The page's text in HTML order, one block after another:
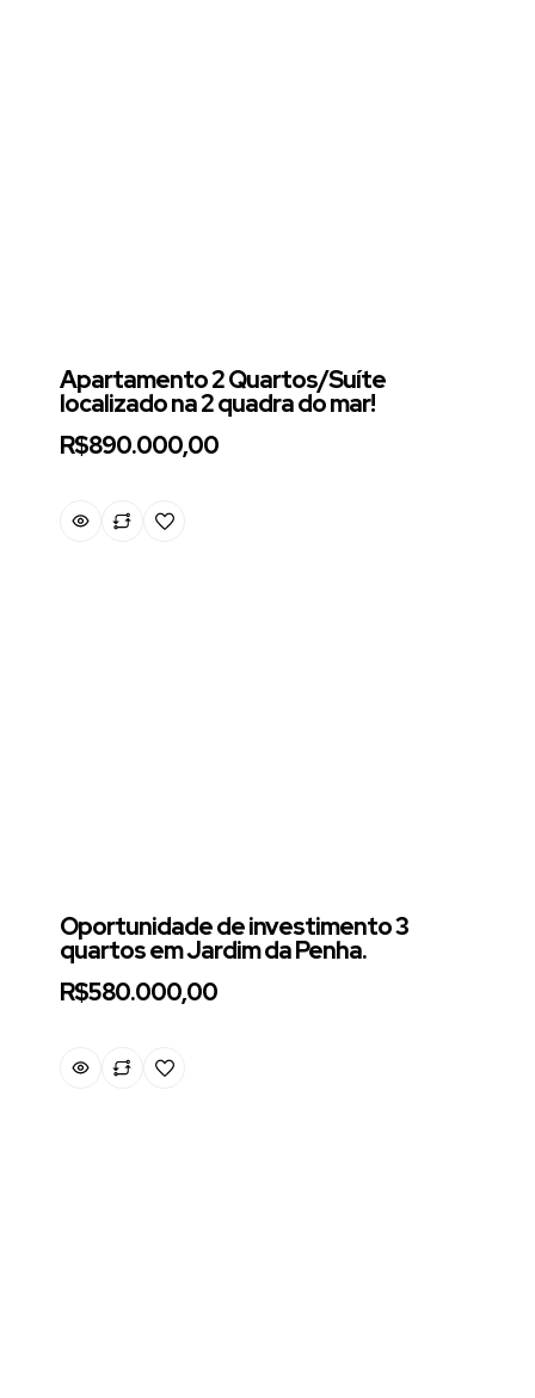
Apartamento 2 Quartos/Suíte
localizado na 2 quadra do mar!
R$890.000,00
Oportunidade de investimento 3
quartos em Jardim da Penha.
R$580.000,00